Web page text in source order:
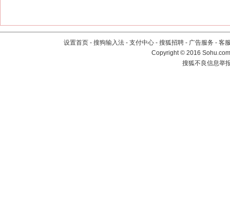
设置首页 - 搜狗输入法 - 支付中心 - 搜狐招聘 - 广告服务 - 客
Copyright©2016
搜狐不良信息举